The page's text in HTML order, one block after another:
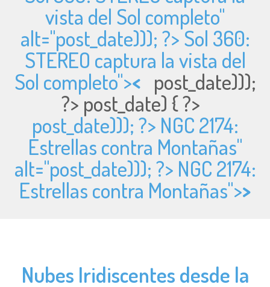
vista del Sol completo"
alt="post_date))); ?> Sol 360:
STEREO captura la vista del
Sol completo">< post_date)));
?>post_date) { ?>
post_date))); ?> NGC 2174:
Estrellas contra Montañas"
alt="post_date))); ?> NGC 2174:
Estrellas contra Montañas">>
Nubes Iridiscentes desde la